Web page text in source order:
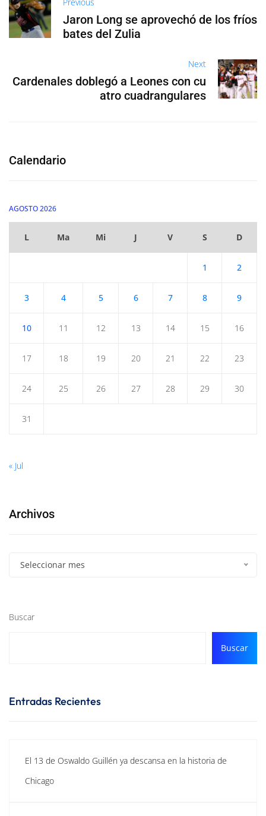
Jaron Long se aprovechó de los fríos
bates del Zulia
Next
Cardenales doblegó a Leones con cu
atro cuadrangulares
Calendario
AGOSTO 2026
L Ma Mi J V S D
1 2
3 4 5 6 7 8 9
10 11 12 13 14 15 16
17 18 19 20 21 22 23
24 25 26 27 28 29 30
31
« Jul
Archivos
Seleccionar mes
Buscar
Buscar
Entradas Recientes
El 13 de Oswaldo Guillén ya descansa en la historia de
Chicago